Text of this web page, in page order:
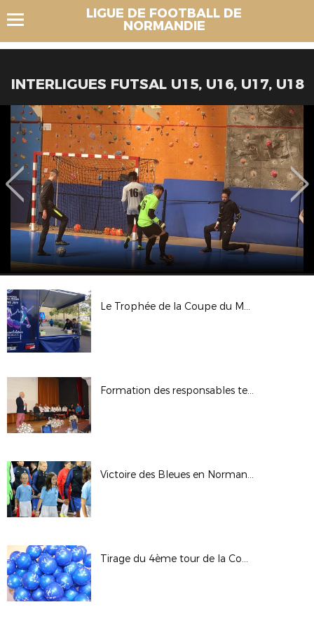
LIGUE DE FOOTBALL DE
NORMANDIE
INTERLIGUES FUTSAL U15, U16, U17, U18
Le Trophée de la Coupe du Monde Féminine FIFA, France 2019 au Havre
Formation des responsables techniques et pédagogiques des Sections Sportives
Victoire des Bleues en Normandie
Tirage du 4ème tour de la Coupe de France - Saison 2017/2018